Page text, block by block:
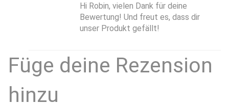
Hi Robin, vielen Dank für deine
Bewertung! Und freut es, dass dir
unser Produkt gefällt!
Füge deine Rezension
hinzu